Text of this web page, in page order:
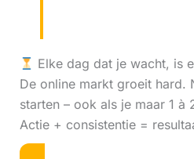
Elke dag dat je wacht, is
De online markt groeit hard.
starten – ook als je maar 1 à
Actie + consistentie =